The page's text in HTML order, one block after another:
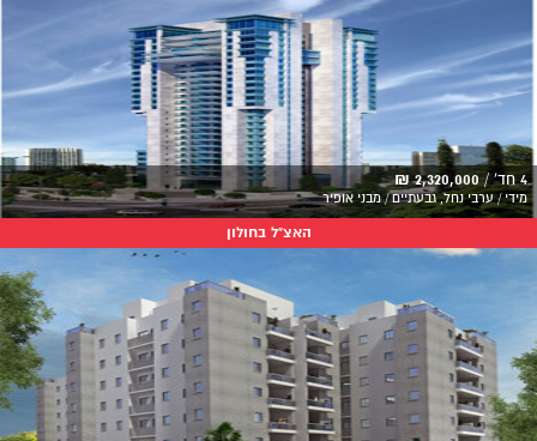
4 חד' / 2,320,000 ₪
מידי / ערבי נחל, גבעתיים / מבני אופיר
האצ"ל בחולון